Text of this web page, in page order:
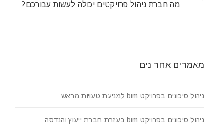
מה חברת ניהול פרויקטים יכולה לעשות עבורכם?
מאמרים אחרונים
ניהול סיכונים בפרויקט bim למניעת טעויות מראש
ניהול סיכונים בפרויקט bim בעזרת חברת ייעוץ והנדסה